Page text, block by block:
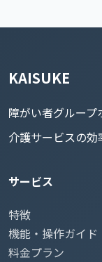
KAISUKE
障がい者グルー
介護サービスの
サービス
特徴
機能・操作ガイド
料金プラン